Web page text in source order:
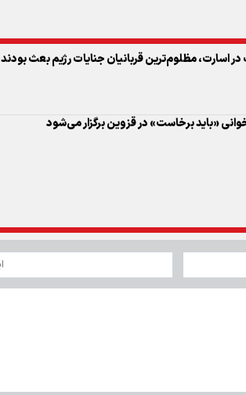
اسارت، مظلوم‌ترین قربانیان جنایات رژیم بعث بودند
«باید برخاست» در قزوین برگزار می‌شود